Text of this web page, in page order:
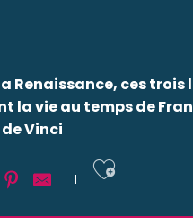
Renaissance, ces trois
la vie au temps de
Vinci